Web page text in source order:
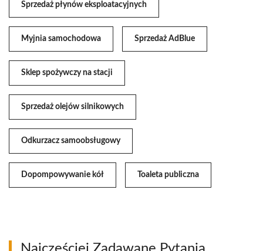
Sprzedaż płynów eksploatacyjnych
Myjnia samochodowa Sprzedaż AdBlue
Sklep spożywczy na stacji
Sprzedaż olejów silnikowych
Odkurzacz samoobsługowy
Dopompowywanie kół Toaleta publiczna